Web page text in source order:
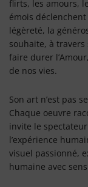
flirts, les amours,
émois
légèreté, la
souhaite, à
faire durer
de nos vies.
Son art n’est pas
Chaque oeuvre
invite le
l’expérience
visuel passionné,
humaine avec